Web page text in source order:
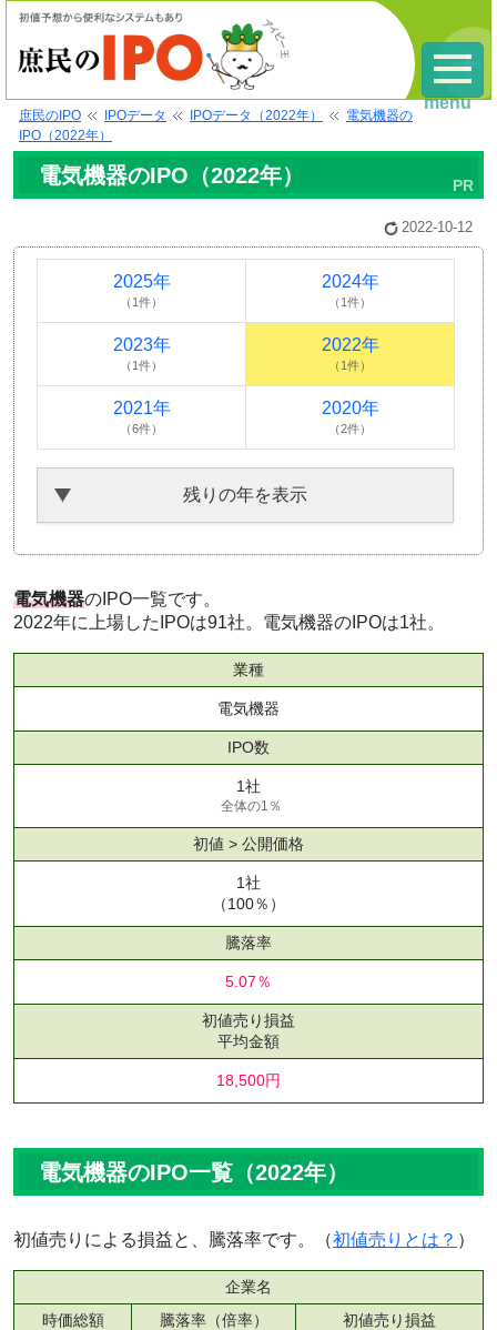
庶民のIPO IPOデータ IPOデータ（2022年）
電気機器の
IPO（2022年）
電気機器のIPO（2022年）
2022-10-12
2025年
（1件）
2024年
（1件）
2023年
（1件）
2022年
（1件）
2021年
（6件）
2020年
（2件）
残りの年を表示
電気機器のIPO一覧です。
2022年に上場したIPOは91社。電気機器のIPOは1社。
業種
電気機器
IPO数
1社
全体の1％
初値 > 公開価格
1社
（100％）
騰落率
5.07％
初値売り損益
平均金額
18,500円
電気機器のIPO一覧（2022年）
初値売りによる損益と、騰落率です。（初値売りとは？ ）
企業名
時価総額
騰落率（倍率）
初値売り損益
menu